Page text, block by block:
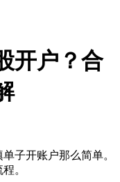
开户？合
子开账户那么简单。
。